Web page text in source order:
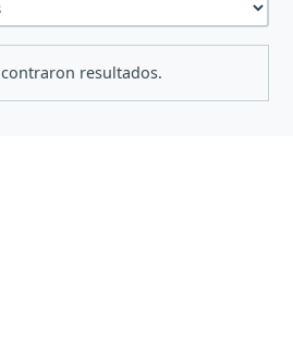
resultados.